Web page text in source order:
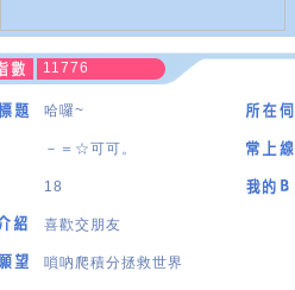
11776
哈囉~
－＝☆可可。
18
喜歡交朋友
嗩吶爬積分拯救世界